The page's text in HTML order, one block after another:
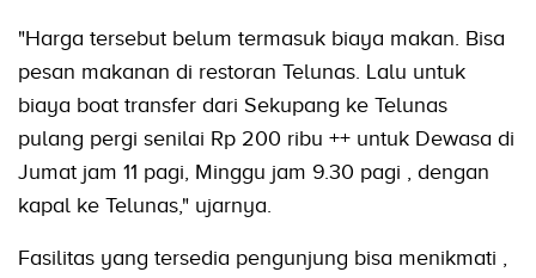
"Harga tersebut belum termasuk biaya makan. Bisa
pesan makanan di restoran Telunas. Lalu untuk
biaya boat transfer dari Sekupang ke Telunas
pulang pergi senilai Rp 200 ribu ++ untuk Dewasa di
Jumat jam 11 pagi, Minggu jam 9.30 pagi , dengan
kapal ke Telunas," ujarnya.
Fasilitas yang tersedia pengunjung bisa menikmati ,